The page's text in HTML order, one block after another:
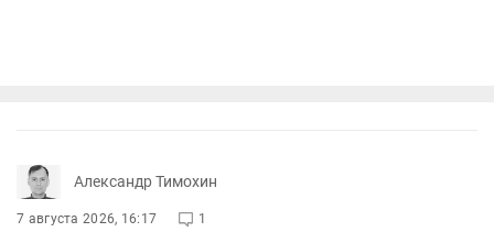
Александр Тимохин
7 августа 2026, 16:17 1